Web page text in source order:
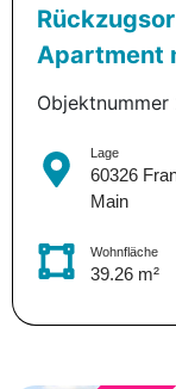
Apartment
Objektnummer
Lage
60326
Main
Wohnfläche
39.26 m²